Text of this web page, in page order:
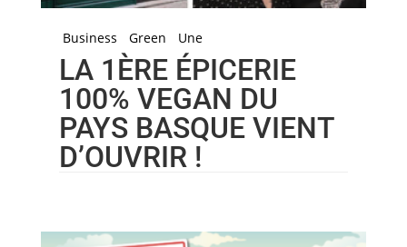
Business Green Une
LA 1ÈRE ÉPICERIE
100% VEGAN DU
PAYS BASQUE VIENT
D’OUVRIR !